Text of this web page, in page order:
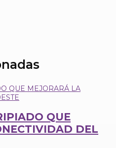
QUE
DEL